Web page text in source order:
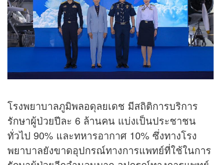
โรงพยาบาลภูมิพลอดุลยเดช มีสถิติการบริการ
รักษาผู้ป่วยปีละ 6 ล้านคน แบ่งเป็นประชาชน
ทั่วไป 90% และทหารอากาศ 10% ซึ่งทางโรง
พยาบาลยังขาดอุปกรณ์ทางการแพทย์ที่ใช้ในการ